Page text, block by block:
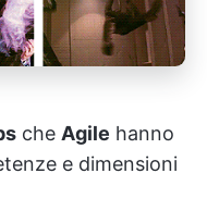
che Agile hanno
e dimensioni